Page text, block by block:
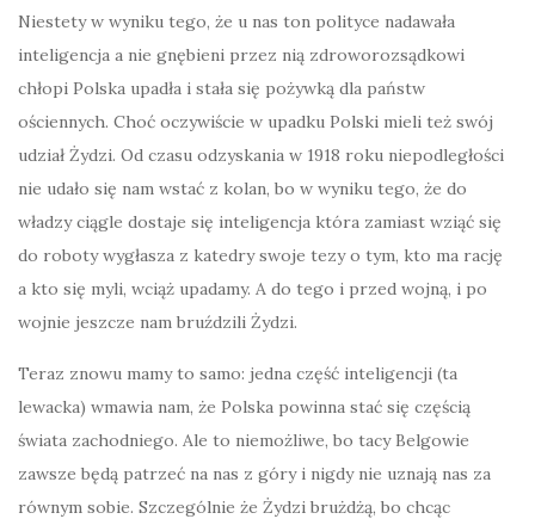
Niestety w wyniku tego, że u nas ton polityce nadawała
inteligencja a nie gnębieni przez nią zdroworozsądkowi
chłopi Polska upadła i stała się pożywką dla państw
ościennych. Choć oczywiście w upadku Polski mieli też swój
udział Żydzi. Od czasu odzyskania w 1918 roku niepodległości
nie udało się nam wstać z kolan, bo w wyniku tego, że do
władzy ciągle dostaje się inteligencja która zamiast wziąć się
do roboty wygłasza z katedry swoje tezy o tym, kto ma rację
a kto się myli, wciąż upadamy. A do tego i przed wojną, i po
wojnie jeszcze nam bruździli Żydzi.
Teraz znowu mamy to samo: jedna część inteligencji (ta
lewacka) wmawia nam, że Polska powinna stać się częścią
świata zachodniego. Ale to niemożliwe, bo tacy Belgowie
zawsze będą patrzeć na nas z góry i nigdy nie uznają nas za
równym sobie. Szczególnie że Żydzi brużdżą, bo chcąc